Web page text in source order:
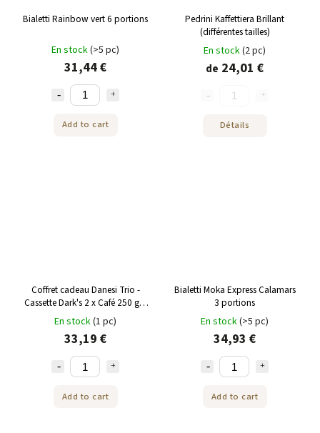
Bialetti Rainbow vert 6 portions
En stock(>5 pc)
31,44 €
Add to cart
Pedrini Kaffettiera Brillant
(différentes tailles)
En stock(2 pc)
de 24,01 €
Détails
Coffret cadeau Danesi Trio -
Cassette Dark's 2 x Café 250 g +
1 x Cafetière Moka
En stock(1 pc)
33,19 €
Add to cart
Bialetti Moka Express Calamars
3 portions
En stock(>5 pc)
34,93 €
Add to cart